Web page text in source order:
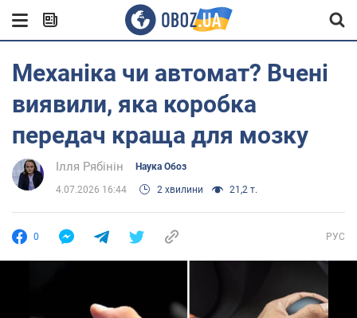
Механіка чи автомат? Вчені
виявили, яка коробка
передач краща для мозку
Ілля Рябінін Наука Обоз
4.07.2026 16:44 2 хвилини 21,2 т.
0 РУС